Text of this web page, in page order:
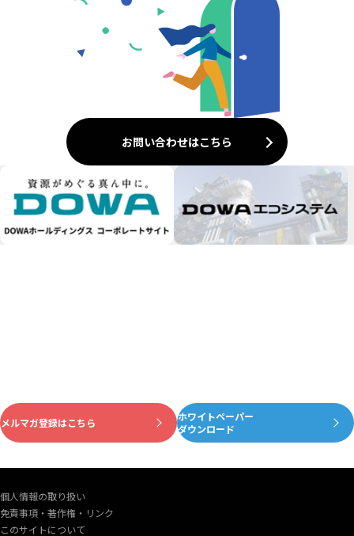
お問い合わせはこちら
メルマガ登録はこちら
ホワイトペーパー
ダウンロード
資源がめぐる真ん
個人情報の取り扱い
免責事項・著作権・リンク
このサイトについて